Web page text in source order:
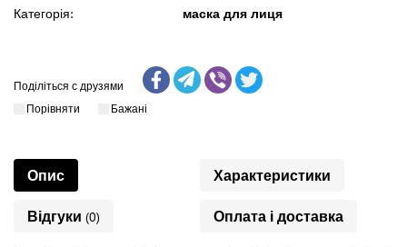
Категорія:
маска для лиця
Поділіться с друзями
Порівняти
Бажані
Опис Характеристики
Відгуки (0) Оплата і доставка